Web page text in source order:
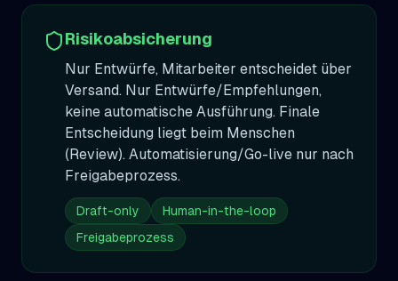
Risikoabsicherung
Nur Entwürfe, Mitarbeiter entscheidet über
Versand. Nur Entwürfe/Empfehlungen,
keine automatische Ausführung. Finale
Entscheidung liegt beim Menschen
(Review). Automatisierung/Go-live nur nach
Freigabeprozess.
Draft-only
Human-in-the-loop
Freigabeprozess